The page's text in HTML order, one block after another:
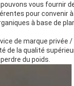
vous fournir
pour convenir
à base de
de marque privée /
de la qualité
du poids.